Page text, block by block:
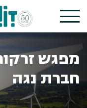
מפגש
חברת נגה